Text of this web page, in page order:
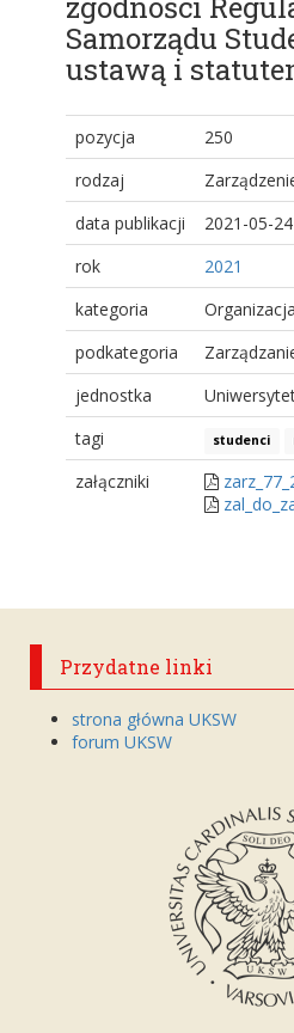
Samorządu
ustawą i
pozycja
250
rodzaj
data publikacji
2021-05-24
rok
2021
kategoria
Organizacja
podkategoria
jednostka
tagi
studenci
załączniki
Przydatne linki
strona główna UKSW
forum UKSW